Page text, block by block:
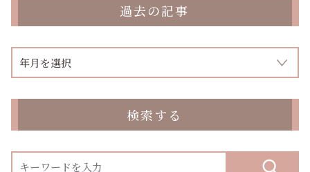
過去の記事
検索する